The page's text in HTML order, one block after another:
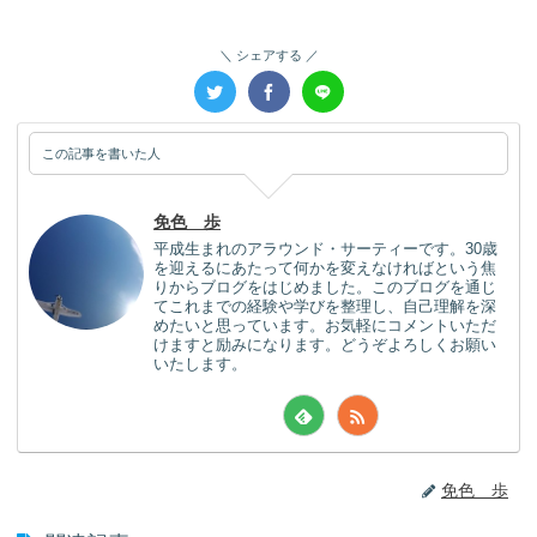
シェアする
この記事を書いた人
免色 歩
平成生まれのアラウンド・サーティーです。30歳
を迎えるにあたって何かを変えなければという焦
りからブログをはじめました。このブログを通じ
てこれまでの経験や学びを整理し、自己理解を深
めたいと思っています。お気軽にコメントいただ
けますと励みになります。どうぞよろしくお願い
いたします。
免色 歩